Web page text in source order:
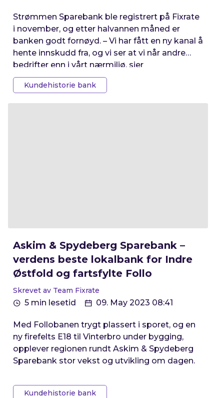
Strømmen Sparebank ble registrert på Fixrate
i november, og etter halvannen måned er
banken godt fornøyd. – Vi har fått en ny kanal å
hente innskudd fra, og vi ser at vi når andre
bedrifter enn i vårt nærmiljø, sier
økonomisjefen.
Kundehistorie bank
Askim & Spydeberg Sparebank –
verdens beste lokalbank for Indre
Østfold og fartsfylte Follo
Skrevet av Team Fixrate
5 min lesetid 09. May 2023 08:41
Med Follobanen trygt plassert i sporet, og en
ny firefelts E18 til Vinterbro under bygging,
opplever regionen rundt Askim & Spydeberg
Sparebank stor vekst og utvikling om dagen.
Kundehistorie bank